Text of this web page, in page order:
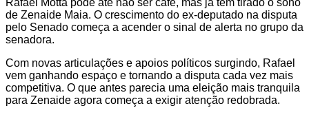
Rafael Motta pode até não ser café, mas já tem tirado o sono
de Zenaide Maia. O crescimento do ex-deputado na disputa
pelo Senado começa a acender o sinal de alerta no grupo da
senadora.
Com novas articulações e apoios políticos surgindo, Rafael
vem ganhando espaço e tornando a disputa cada vez mais
competitiva. O que antes parecia uma eleição mais tranquila
para Zenaide agora começa a exigir atenção redobrada.